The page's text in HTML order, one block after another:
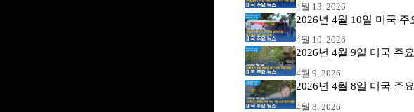
4월 13, 2026
2026년 4월 10일 미국 주
4월 10, 2026
2026년 4월 9일 미국 주
4월 9, 2026
2026년 4월 8일 미국 주
4월 8, 2026